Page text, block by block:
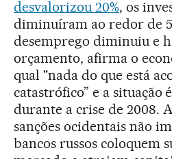
desvalorizou 20%, os
diminuíram ao redor de
desemprego diminuiu e
orçamento, afirma o
qual "nada do que está
catastrófico” e a
durante a crise de 2008.
sanções ocidentais não
bancos russos coloquem